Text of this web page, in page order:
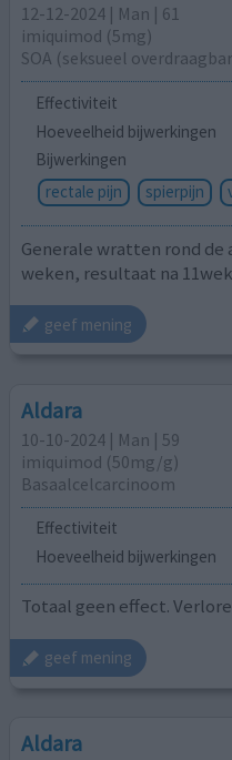
12-12-2024 | Man | 61
imiquimod (5mg)
SOA (seksueel
Effectiviteit
Hoeveelheid bijwerkingen
Bijwerkingen
rectale pijn
spierpijn
Generale wratten rond de
weken, resultaat na
geef mening
Aldara
10-10-2024 | Man | 59
imiquimod (50mg/g)
Basaalcelcarcinoom
Effectiviteit
Hoeveelheid bijwerkingen
Totaal geen effect.
geef mening
Aldara